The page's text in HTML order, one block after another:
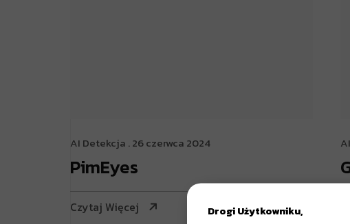
AI Detekcja . 26 czerwca 2024
PimEyes
Czytaj Więcej Drogi Użytkowniku,